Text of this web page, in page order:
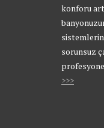
konforu
sorunsuz
>>>